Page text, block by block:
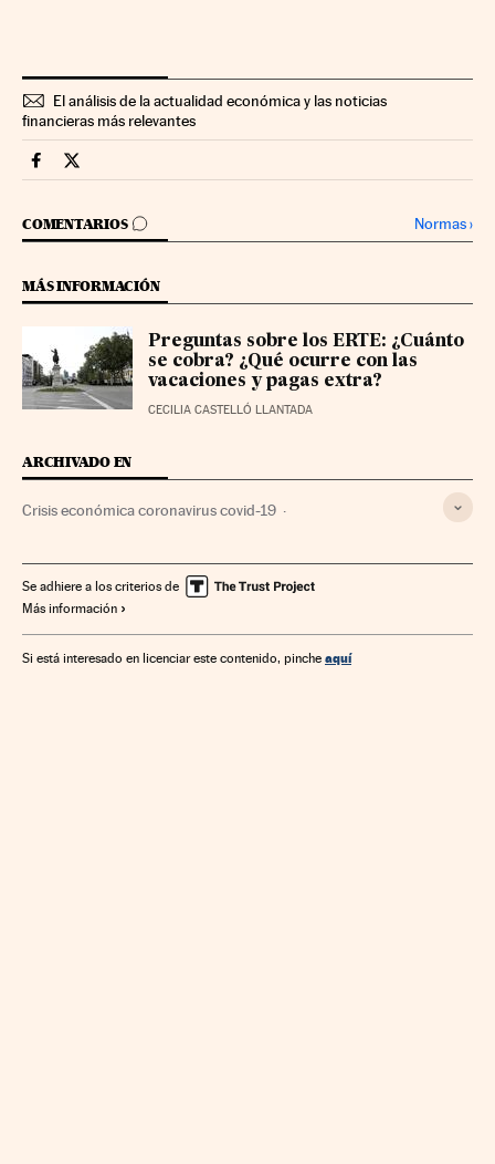
El análisis de la actualidad económica y las noticias
financieras más relevantes
Economia Cinco Días en Facebook
Economia Cinco Días en Twitter
COMENTARIOS
IR A LOS COMENTARIOS Normas›
MÁS INFORMACIÓN
Preguntas sobre los ERTE: ¿Cuánto
se cobra? ¿Qué ocurre con las
vacaciones y pagas extra?
CECILIA CASTELLÓ LLANTADA
ARCHIVADO EN
Crisis económica coronavirus covid-19
Crisis económica Pensión jubilación
Coyuntura económica Virología Pensiones
Se adhiere a los criterios de
Más información
Si está interesado en licenciar este contenido, pinche aquí